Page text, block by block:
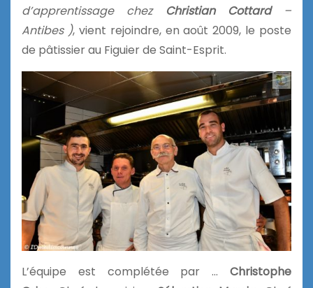
d’apprentissage chez
Christian Cottard –
Antibes ), vient rejoindre, en août 2009, le poste
de pâtissier au Figuier de Saint-Esprit.
L’équipe est complétée par … Christophe